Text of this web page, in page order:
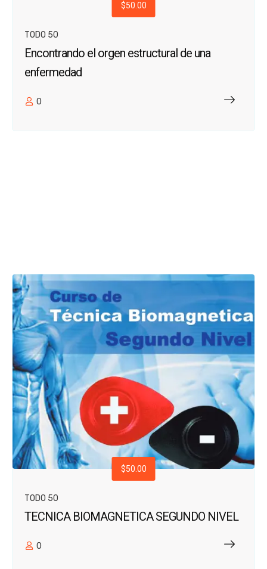
$50.00
TODO 50
Encontrando el orgen estructural de una
enfermedad
0
$50.00
TODO 50
TECNICA BIOMAGNETICA SEGUNDO NIVEL
0